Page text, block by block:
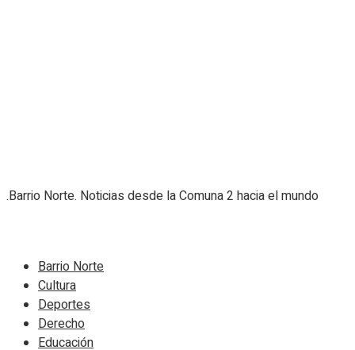
.Barrio Norte. Noticias desde la Comuna 2 hacia el mundo
Barrio Norte
Cultura
Deportes
Derecho
Educación